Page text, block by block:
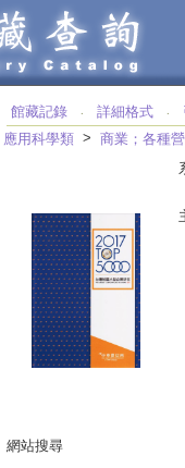
館藏記錄 ‧ 詳細格式 ‧
應用科學類 > 商業；各種
網站搜尋